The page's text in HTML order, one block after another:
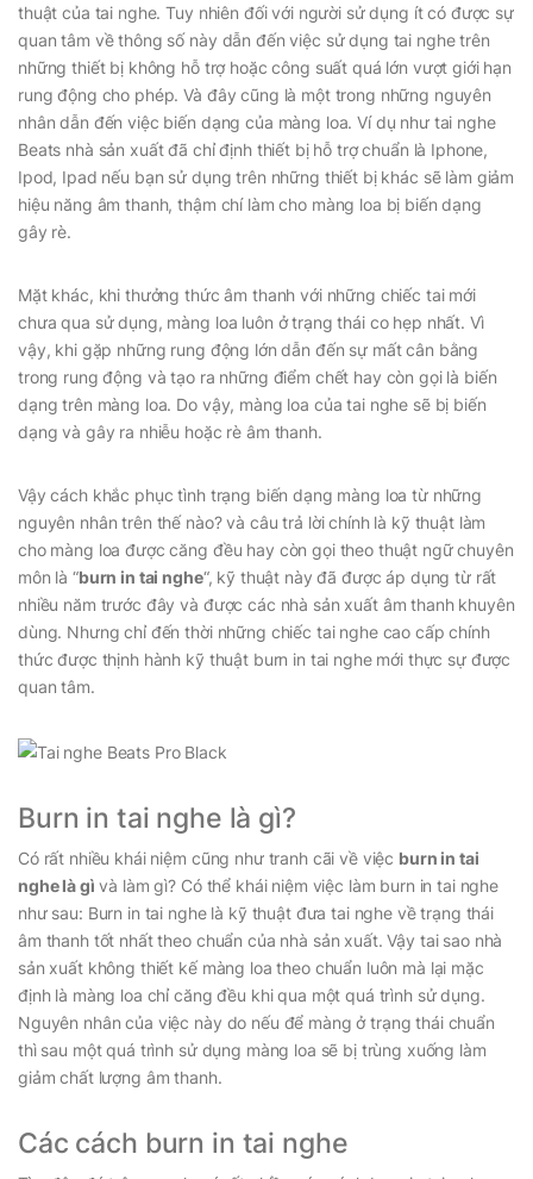
thuật của tai nghe. Tuy nhiên đối với người sử dụng ít có được sự
quan tâm về thông số này dẫn đến việc sử dụng tai nghe trên
những thiết bị không hỗ trợ hoặc công suất quá lớn vượt giới hạn
rung động cho phép. Và đây cũng là một trong những nguyên
nhân dẫn đến việc biến dạng của màng loa. Ví dụ như tai nghe
Beats nhà sản xuất đã chỉ định thiết bị hỗ trợ chuẩn là Iphone,
Ipod, Ipad nếu bạn sử dụng trên những thiết bị khác sẽ làm giảm
hiệu năng âm thanh, thậm chí làm cho màng loa bị biến dạng
gây rè.
Mặt khác, khi thưởng thức âm thanh với những chiếc tai mới
chưa qua sử dụng, màng loa luôn ở trạng thái co hẹp nhất. Vì
vậy, khi gặp những rung động lớn dẫn đến sự mất cân bằng
trong rung động và tạo ra những điểm chết hay còn gọi là biến
dạng trên màng loa. Do vậy, màng loa của tai nghe sẽ bị biến
dạng và gây ra nhiễu hoặc rè âm thanh.
Vậy cách khắc phục tình trạng biến dạng màng loa từ những
nguyên nhân trên thế nào? và câu trả lời chính là kỹ thuật làm
cho màng loa được căng đều hay còn gọi theo thuật ngữ chuyên
môn là “burn in tai nghe“, kỹ thuật này đã được áp dụng từ rất
nhiều năm trước đây và được các nhà sản xuất âm thanh khuyên
dùng. Nhưng chỉ đến thời những chiếc tai nghe cao cấp chính
thức được thịnh hành kỹ thuật burn in tai nghe mới thực sự được
quan tâm.
Burn in tai nghe là gì?
Có rất nhiều khái niệm cũng như tranh cãi về việc burn in tai
nghe là gì và làm gì? Có thể khái niệm việc làm burn in tai nghe
như sau: Burn in tai nghe là kỹ thuật đưa tai nghe về trạng thái
âm thanh tốt nhất theo chuẩn của nhà sản xuất. Vậy tai sao nhà
sản xuất không thiết kế màng loa theo chuẩn luôn mà lại mặc
định là màng loa chỉ căng đều khi qua một quá trình sử dụng.
Nguyên nhân của việc này do nếu để màng ở trạng thái chuẩn
thì sau một quá trình sử dụng màng loa sẽ bị trùng xuống làm
giảm chất lượng âm thanh.
Các cách burn in tai nghe